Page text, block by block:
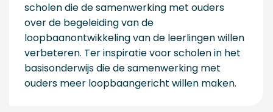
scholen die de samenwerking met ouders
over de begeleiding van de
loopbaanontwikkeling van de leerlingen willen
verbeteren. Ter inspiratie voor scholen in het
basisonderwijs die de samenwerking met
ouders meer loopbaangericht willen maken.